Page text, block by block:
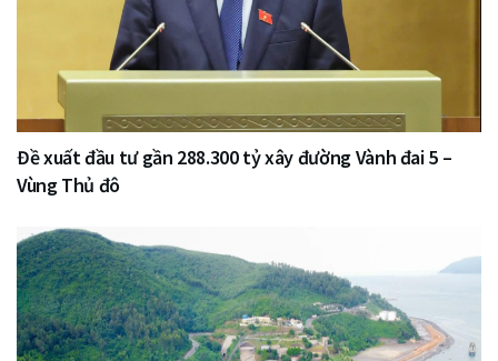
Đề xuất đầu tư gần 288.300 tỷ xây đường Vành đai 5 –
Vùng Thủ đô